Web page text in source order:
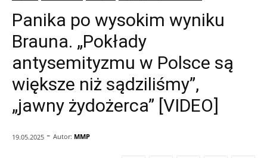
Panika po wysokim wyniku
Brauna. „Pokłady
antysemityzmu w Polsce są
większe niż sądziliśmy”,
„jawny żydożerca” [VIDEO]
19.05.2025 - Autor: MMP